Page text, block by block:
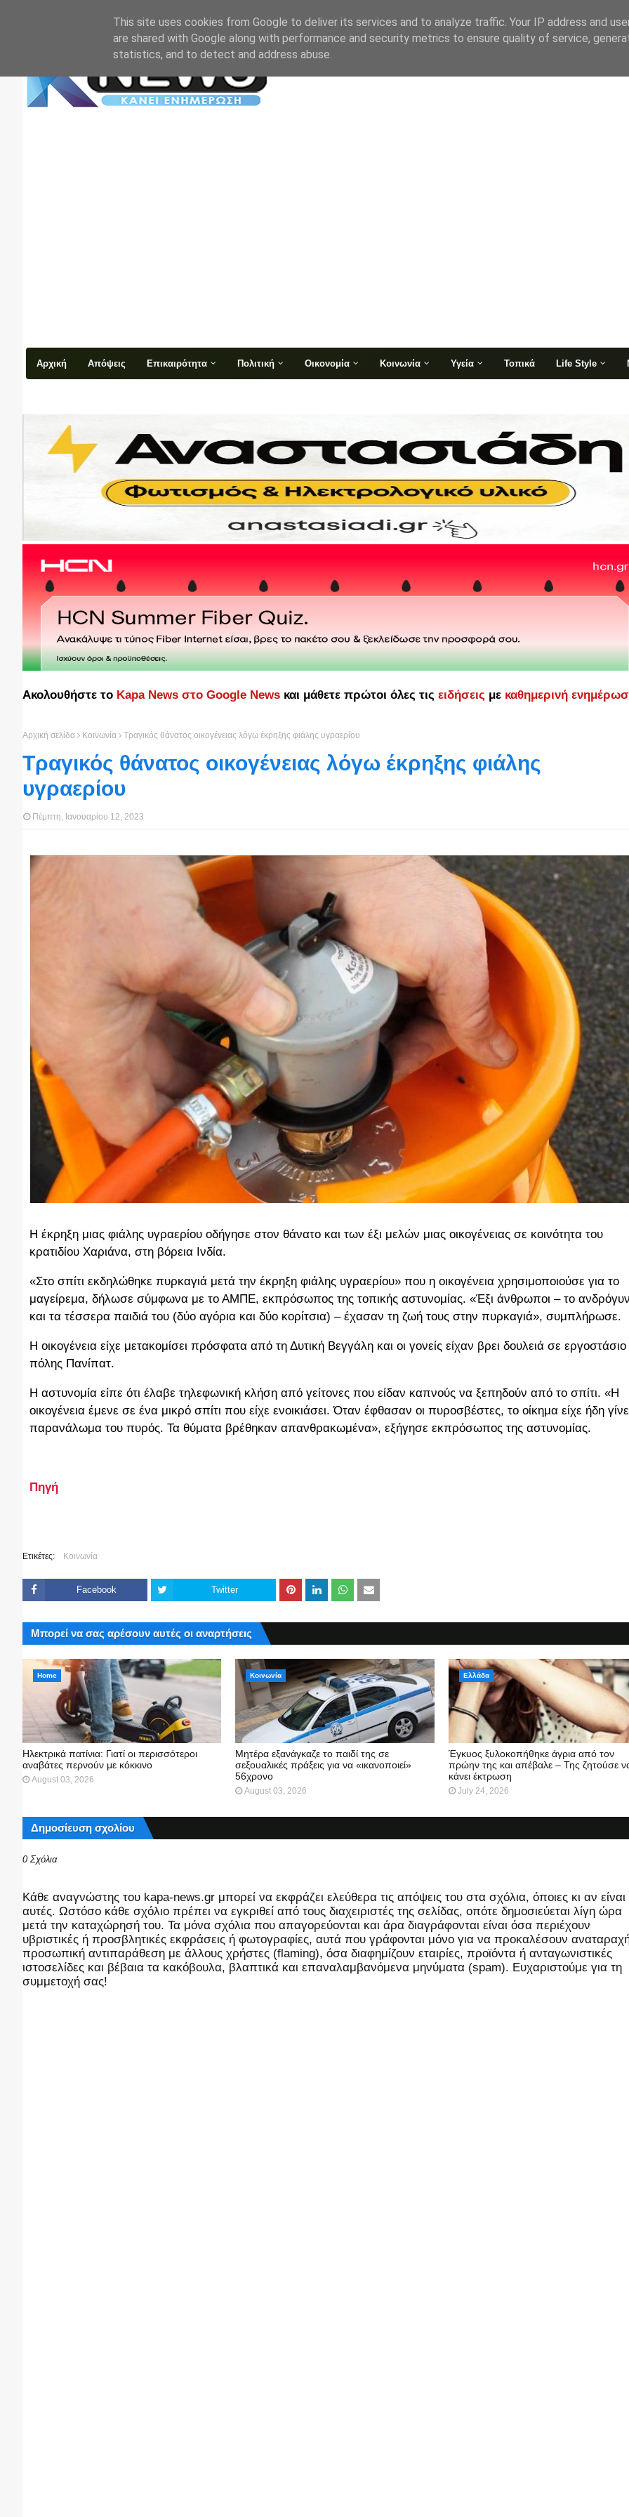
Αρχική Απόψεις Επικαιρότητα Πολιτική Οικονομία Κοινωνία Υγεία Τοπικά Life Style
Ακολουθήστε το Kapa News στο Google News και μάθετε πρώτοι όλες τις ειδήσεις με καθημερινή
Αρχική σελίδα Κοινωνία Τραγικός θάνατος οικογένειας λόγω έκρηξης φιάλης υγραερίου
Τραγικός θάνατος οικογένειας λόγω έκρηξης φιάλης
υγραερίου
Πέμπτη, Ιανουαρίου 12, 2023
Η έκρηξη μιας φιάλης υγραερίου οδήγησε στον θάνατο και των έξι μελών μιας οικογένειας σε κοινότητα του
κρατιδίου Χαριάνα, στη βόρεια Ινδία.
«Στο σπίτι εκδηλώθηκε πυρκαγιά μετά την έκρηξη φιάλης υγραερίου» που η οικογένεια χρησιμοποιούσε για το
μαγείρεμα, δήλωσε σύμφωνα με το ΑΜΠΕ, εκπρόσωπος της τοπικής αστυνομίας. «Έξι άνθρωποι – το
και τα τέσσερα παιδιά του (δύο αγόρια και δύο κορίτσια) – έχασαν τη ζωή τους στην πυρκαγιά», συμπλήρωσε.
Η οικογένεια είχε μετακομίσει πρόσφατα από τη Δυτική Βεγγάλη και οι γονείς είχαν βρει δουλειά σε εργοστάσιο
πόλης Πανίπατ.
Η αστυνομία είπε ότι έλαβε τηλεφωνική κλήση από γείτονες που είδαν καπνούς να ξεπηδούν από το σπίτι. «Η
οικογένεια έμενε σε ένα μικρό σπίτι που είχε ενοικιάσει. Όταν έφθασαν οι πυροσβέστες, το οίκημα είχε ήδη
παρανάλωμα του πυρός. Τα θύματα βρέθηκαν απανθρακωμένα», εξήγησε εκπρόσωπος της αστυνομίας.
Πηγή
Ετικέτες: Κοινωνία
Facebook Twitter
Μπορεί να σας αρέσουν αυτές οι αναρτήσεις
Home
Ηλεκτρικά πατίνια: Γιατί οι περισσότεροι
αναβάτες περνούν με κόκκινο
August 03, 2026
Κοινωνία
Μητέρα εξανάγκαζε το παιδί της σε
σεξουαλικές πράξεις για να «ικανοποιεί»
56χρονο
August 03, 2026
Ελλάδα
Έγκυος ξυλοκοπήθηκε άγρια από τον
πρώην της και απέβαλε – Της ζητούσε
κάνει έκτρωση
July 24, 2026
Δημοσίευση σχολίου
0 Σχόλια
Kάθε αναγνώστης του kapa-news.gr μπορεί να εκφράζει ελεύθερα τις απόψεις του στα σχόλια, όποιες κι αν είναι
αυτές. Ωστόσο κάθε σχόλιο πρέπει να εγκριθεί από τους διαχειριστές της σελίδας, οπότε δημοσιεύεται λίγη ώρα
μετά την καταχώρησή του. Τα μόνα σχόλια που απαγορεύονται και άρα διαγράφονται είναι όσα περιέχουν
υβριστικές ή προσβλητικές εκφράσεις ή φωτογραφίες, αυτά που γράφονται μόνο για να προκαλέσουν
προσωπική αντιπαράθεση με άλλους χρήστες (flaming), όσα διαφημίζουν εταιρίες, προϊόντα ή ανταγωνιστικές
ιστοσελίδες και βέβαια τα κακόβουλα, βλαπτικά και επαναλαμβανόμενα μηνύματα (spam). Ευχαριστούμε για τη
συμμετοχή σας!
This site uses cookies from Google to deliver its services and to analyze traffic. Your IP address and
are shared with Google along with performance and security metrics to ensure quality of service,
statistics, and to detect and address abuse.